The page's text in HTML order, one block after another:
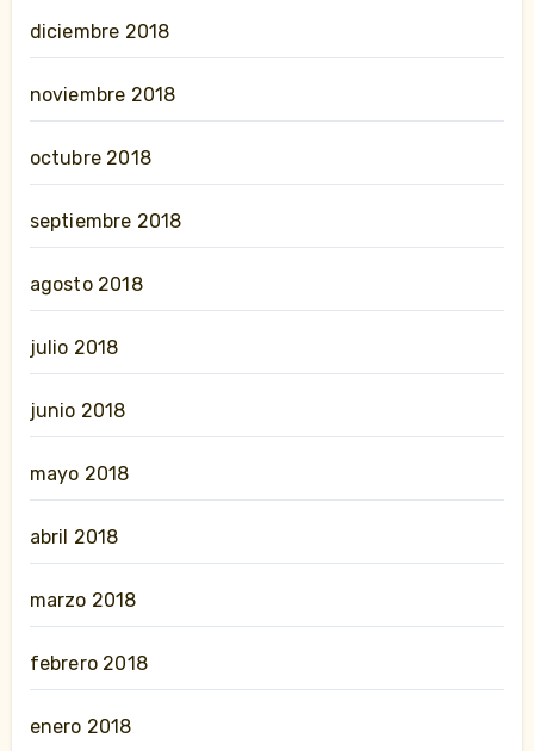
diciembre 2018
noviembre 2018
octubre 2018
septiembre 2018
agosto 2018
julio 2018
junio 2018
mayo 2018
abril 2018
marzo 2018
febrero 2018
enero 2018